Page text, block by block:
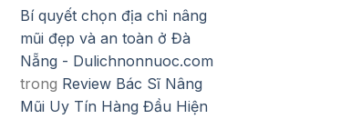
Bí quyết chọn địa chỉ nâng
mũi đẹp và an toàn ở Đà
Nẵng - Dulichnonnuoc.com
trong Review Bác Sĩ Nâng
Mũi Uy Tín Hàng Đầu Hiện